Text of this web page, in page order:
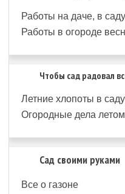
Работы на даче, в
Работы в огороде
Чтобы сад радовал
Летние хлопоты в саду
Огородные дела летом
Сад своими руками
Все о газоне